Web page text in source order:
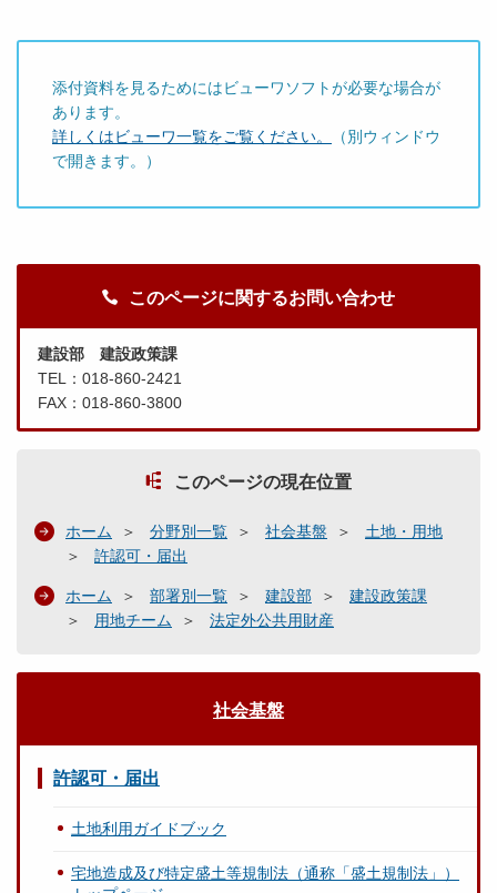
添付資料を見るためにはビューワソフトが必要な場合が
あります。
詳しくはビューワ一覧をご覧ください。
（別ウィンドウ
で開きます。）
このページに関するお問い合わせ
建設部 建設政策課
TEL：018-860-2421
FAX：018-860-3800
このページの現在位置
ホーム 分野別一覧 社会基盤
土地・用地
許認可・届出
ホーム 部署別一覧 建設部
建設政策課
用地チーム
法定外公共用財産
社会基盤
許認可・届出
土地利用ガイドブック
宅地造成及び特定盛土等規制法（通称「盛土規制法」）